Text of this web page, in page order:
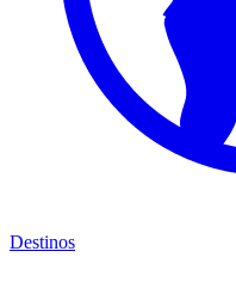
Destinos